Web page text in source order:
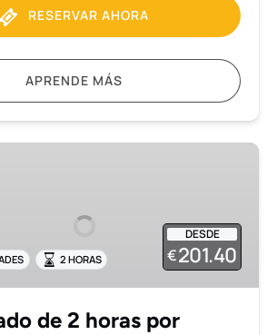
RESERVAR AHORA
APRENDE MÁS
DESDE
€201.40
2 HORAS
de 2 horas por